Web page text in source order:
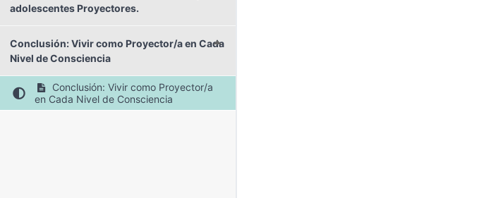
adolescentes Proyectores.
Conclusión: Vivir como Proyector/a en Cada
Nivel de Consciencia
Conclusión: Vivir como Proyector/a
en Cada Nivel de Consciencia